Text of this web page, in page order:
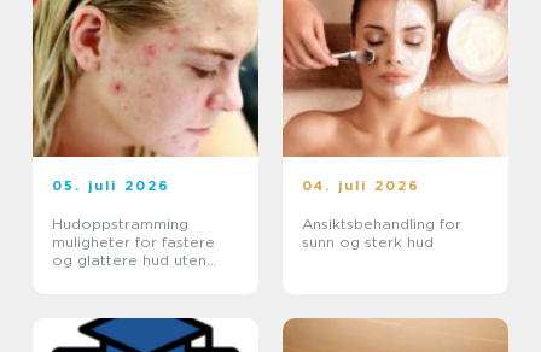
05. juli 2026
Hudoppstramming
muligheter for fastere
og glattere hud uten
04. juli 2026
Ansiktsbehandling for
sunn og sterk hud